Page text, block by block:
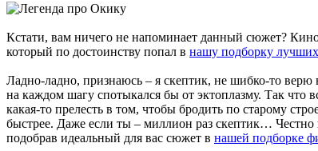
Кстати, вам ничего не напоминает данный сюжет?
который по достоинству попал в нашу подборку
Ладно-ладно, признаюсь – я скептик, не шибко-то
на каждом шагу спотыкался бы от эктоплазму. Так что
какая-то прелесть в том, чтобы бродить по старому
быстрее. Даже если ты – миллион раз скептик… Честно
подобрав идеальный для вас сюжет в нашей подборке